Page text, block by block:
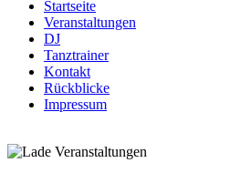
Startseite
Veranstaltungen
DJ
Tanztrainer
Kontakt
Rückblicke
Impressum